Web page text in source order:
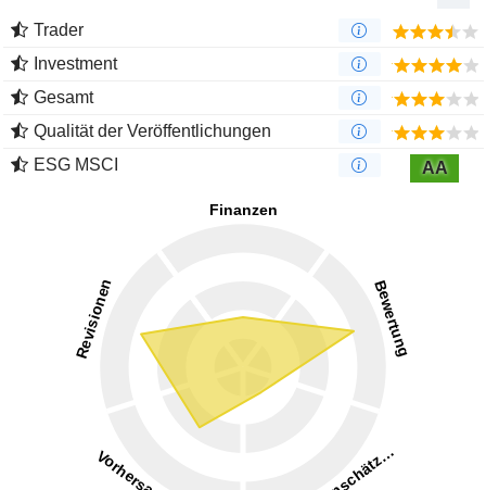
Trader
Investment
Gesamt
Qualität der Veröffentlichungen
ESG MSCI
AA